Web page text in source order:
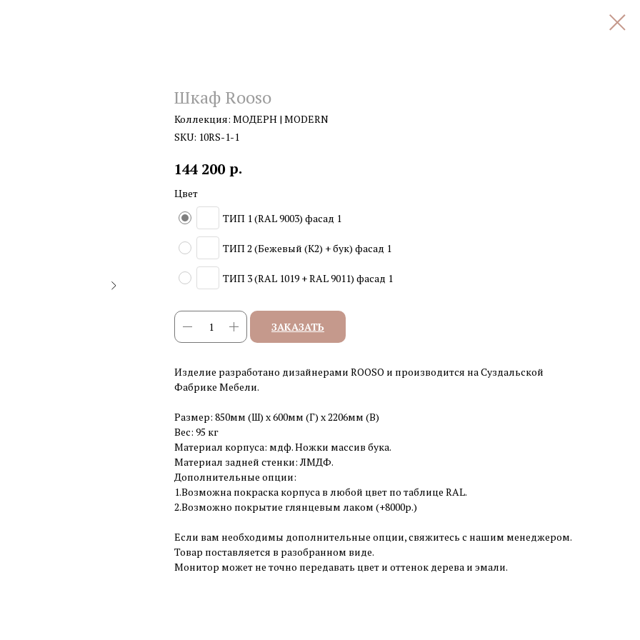
Шкаф Rooso
Коллекция: МОДЕРН | MODERN
SKU: 10RS-1-1
144 200 р.
Цвет
ТИП 1 (RAL 9003) фасад 1
ТИП 2 (Бежевый (К2) + бук) фасад 1
ТИП 3 (RAL 1019 + RAL 9011) фасад 1
ЗАКАЗАТЬ
Изделие разработано дизайнерами ROOSO и производится на Суздальской
Фабрике Мебели.
Размер: 850мм (Ш) x 600мм (Г) x 2206мм (В)
Вес: 95 кг
Материал корпуса: мдф. Ножки массив бука.
Материал задней стенки: ЛМДФ.
Дополнительные опции:
1.Возможна покраска корпуса в любой цвет по таблице RAL.
2.Возможно покрытие глянцевым лаком (+8000р.)
Если вам необходимы дополнительные опции, свяжитесь с нашим менеджером.
Товар поставляется в разобранном виде.
Монитор может не точно передавать цвет и оттенок дерева и эмали.